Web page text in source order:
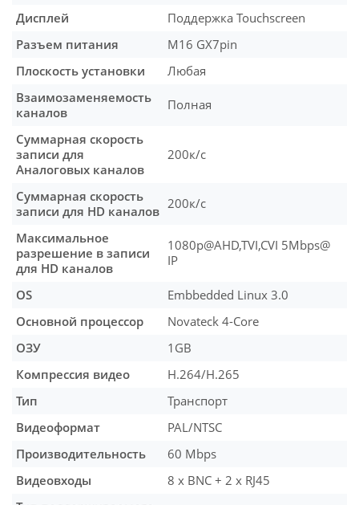
Дисплей
Поддержка Touchscreen
Разъем питания
М16 GX7pin
Плоскость установки
Любая
Взаимозаменяемость
каналов
Полная
Суммарная скорость
записи для
Аналоговых каналов
200к/c
Суммарная скорость
записи для HD каналов 200к/c
Максимальное
разрешение в записи
для HD каналов
1080р@AHD,TVI,CVI 5Mbps@
IP
OS
Embbedded Linux 3.0
Основной процессор
Novateck 4-Core
ОЗУ
1GB
Компрессия видео
H.264/H.265
Тип
Транспорт
Видеоформат
PAL/NTSC
Производительность
60 Mbps
Видеовходы
8 х BNC + 2 х RJ45